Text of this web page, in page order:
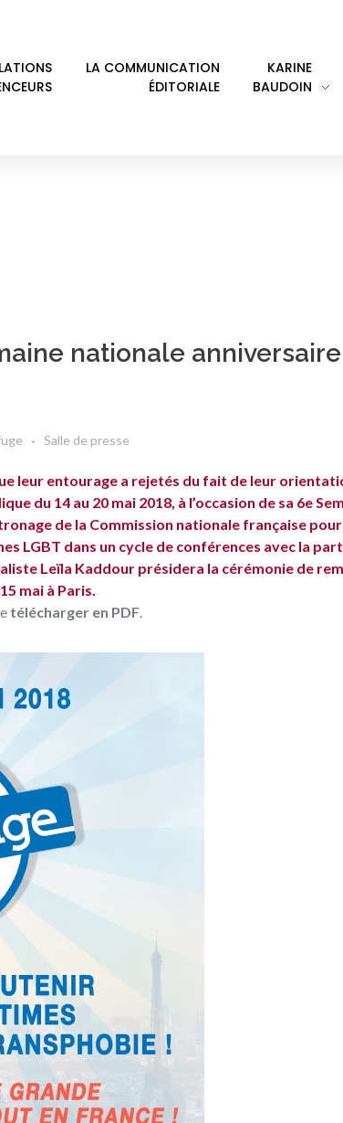
LA COMMUNICATION
ÉDITORIALE
KARINE
BAUDOIN
HEFEZ
nationale
Salle de presse
leur entourage a rejetés du fait de leur
du 14 au 20 mai 2018, à l’occasion de sa 6e
de la Commission nationale française pour
LGBT dans un cycle de conférences avec la
Leïla Kaddour présidera la cérémonie de
mai à Paris.
télécharger en PDF